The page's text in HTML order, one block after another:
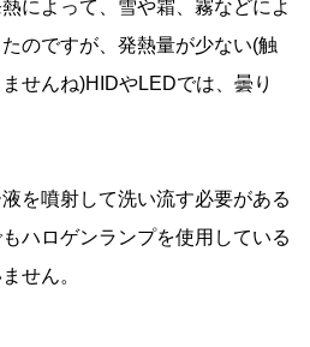
によって、雪や霜、霧などによ
のですが、発熱量が少ない(触
せんね)HIDやLEDでは、曇り
を噴射して洗い流す必要がある
ハロゲンランプを使用している
せん。